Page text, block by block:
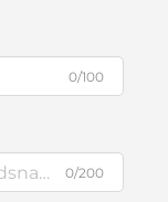
0/100
0/200